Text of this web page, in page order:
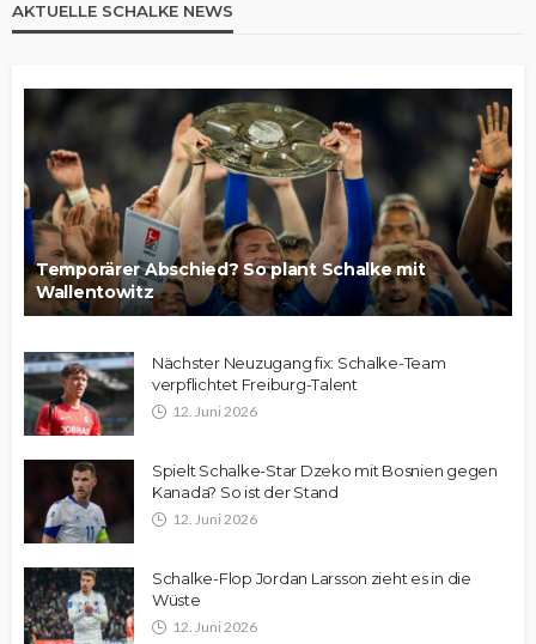
AKTUELLE SCHALKE NEWS
Temporärer Abschied? So plant Schalke mit
Wallentowitz
Nächster Neuzugang fix: Schalke-Team
verpflichtet Freiburg-Talent
12. Juni 2026
Spielt Schalke-Star Dzeko mit Bosnien gegen
Kanada? So ist der Stand
12. Juni 2026
Schalke-Flop Jordan Larsson zieht es in die
Wüste
12. Juni 2026